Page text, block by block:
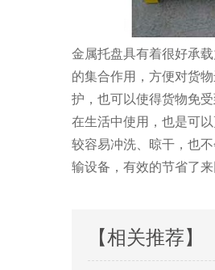
金属托盘具有着很好承载
的集合作用，方便对货
护，也可以使得货物免
在生活中使用，也是可
较容易冲洗、晾干
输设备，有效的节省了
【相关推荐】